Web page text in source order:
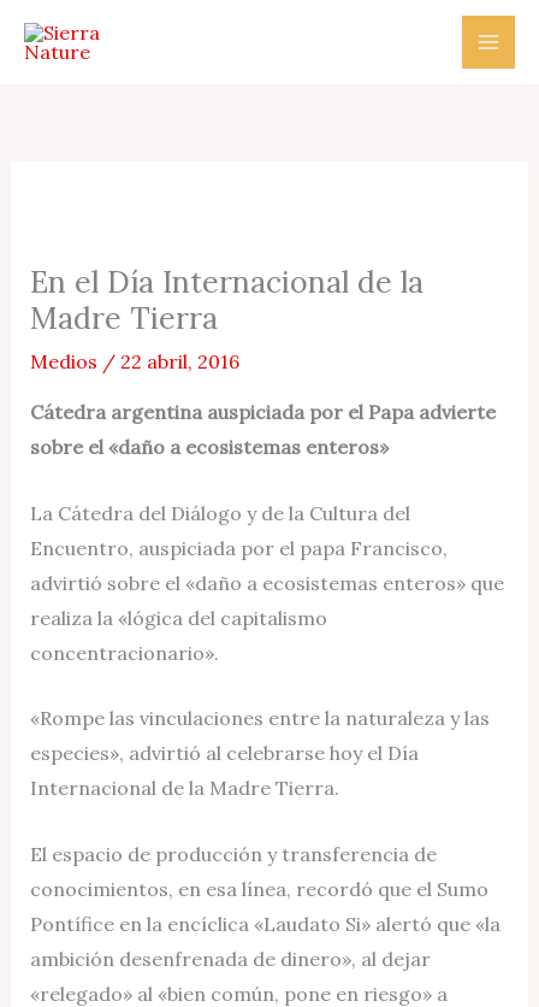
En el Día Internacional de la
Madre Tierra
Medios / 22 abril, 2016
Cátedra argentina auspiciada por el Papa advierte
sobre el «daño a ecosistemas enteros»
La Cátedra del Diálogo y de la Cultura del
Encuentro, auspiciada por el papa Francisco,
advirtió sobre el «daño a ecosistemas enteros» que
realiza la «lógica del capitalismo
concentracionario».
«Rompe las vinculaciones entre la naturaleza y las
especies», advirtió al celebrarse hoy el Día
Internacional de la Madre Tierra.
El espacio de producción y transferencia de
conocimientos, en esa línea, recordó que el Sumo
Pontífice en la encíclica «Laudato Si» alertó que «la
ambición desenfrenada de dinero», al dejar
«relegado» al «bien común, pone en riesgo» a